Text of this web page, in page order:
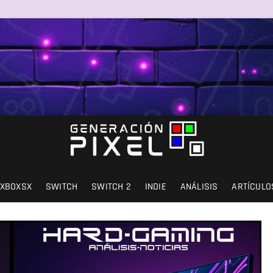
XBOXSX SWITCH SWITCH 2 INDIE ANÁLISIS